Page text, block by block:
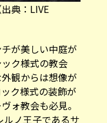
出典：LIVE
が美しい中庭が
ク様式の教会
観からは想像が
ク様式の装飾が
ォ教会も必見。
ルノ王子であるサ